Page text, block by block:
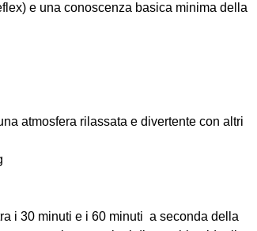
e una conoscenza basica minima della
atmosfera rilassata e divertente con altri
i 30 minuti e i 60 minuti  a seconda della